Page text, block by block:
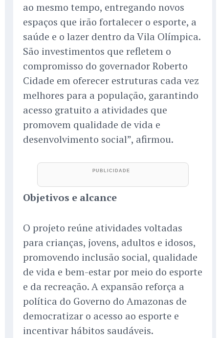
ao mesmo tempo, entregando novos
espaços que irão fortalecer o esporte, a
saúde e o lazer dentro da Vila Olímpica.
São investimentos que refletem o
compromisso do governador Roberto
Cidade em oferecer estruturas cada vez
melhores para a população, garantindo
acesso gratuito a atividades que
promovem qualidade de vida e
desenvolvimento social”, afirmou.
Objetivos e alcance
O projeto reúne atividades voltadas
para crianças, jovens, adultos e idosos,
promovendo inclusão social, qualidade
de vida e bem-estar por meio do esporte
e da recreação. A expansão reforça a
política do Governo do Amazonas de
democratizar o acesso ao esporte e
incentivar hábitos saudáveis.